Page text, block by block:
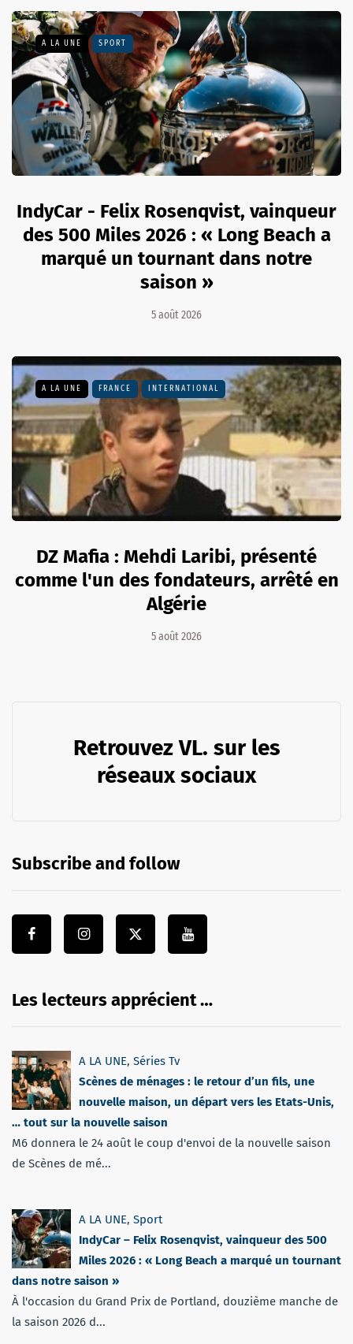
A LA UNE SPORT
IndyCar - Felix Rosenqvist, vainqueur
des 500 Miles 2026 : « Long Beach a
marqué un tournant dans notre
saison »
5 août 2026
A LA UNE FRANCE INTERNATIONAL
DZ Mafia : Mehdi Laribi, présenté
comme l'un des fondateurs, arrêté en
Algérie
5 août 2026
Retrouvez VL. sur les
réseaux sociaux
Subscribe and follow
Les lecteurs apprécient …
A LA UNE, Séries Tv
Scènes de ménages : le retour d’un fils, une
nouvelle maison, un départ vers les Etats-Unis,
… tout sur la nouvelle saison
M6 donnera le 24 août le coup d'envoi de la nouvelle saison
de Scènes de mé...
A LA UNE, Sport
IndyCar – Felix Rosenqvist, vainqueur des 500
Miles 2026 : « Long Beach a marqué un tournant
dans notre saison »
À l'occasion du Grand Prix de Portland, douzième manche de
la saison 2026 d...